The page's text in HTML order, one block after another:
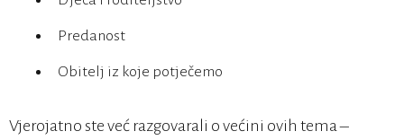
Predanost
Obitelj iz koje potječemo
Vjerojatno ste već razgovarali o većini ovih tema –